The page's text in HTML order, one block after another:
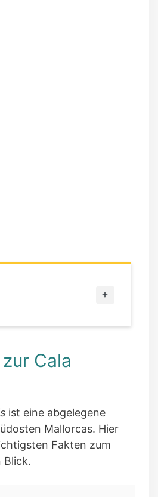
Cala
ist eine abgelegene
Mallorcas. Hier
Fakten zum
Blick.